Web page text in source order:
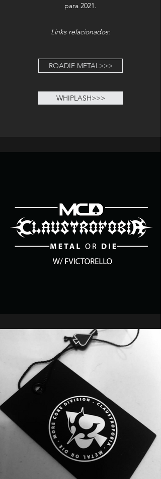
para 2021.
Links relacionados:
ROADIE METAL>>>
WHIPLASH>>>